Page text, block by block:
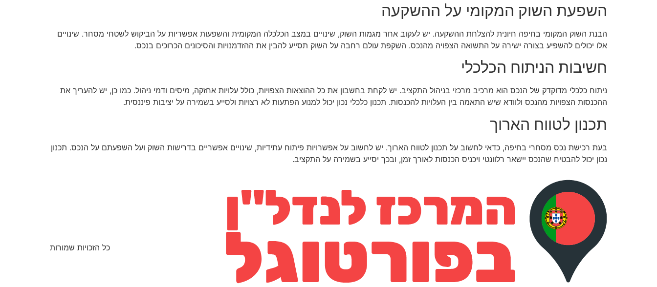
השפעת השוק המקומי על ההשקעה
הבנת השוק המקומי בחיפה חיונית להצלחת ההשקעה. יש לעקוב אחר מגמות השוק, שינויים במצב הכלכלה המקומית והשפעות אפשריות על הביקוש לשטחי מסחר. שינויים
אלו יכולים להשפיע בצורה ישירה על התשואה הצפויה מהנכס. השקפת עולם רחבה על השוק תסייע להבין את ההזדמנויות והסיכונים הכרוכים בנכס.
חשיבות הניתוח הכלכלי
ניתוח כלכלי מדוקדק של הנכס הוא מרכיב מרכזי בניהול התקציב. יש לקחת בחשבון את כל ההוצאות הצפויות, כולל עלויות אחזקה, מיסים ודמי ניהול. כמו כן, יש להעריך את
ההכנסות הצפויות מהנכס ולוודא שיש התאמה בין העלויות להכנסות. תכנון כלכלי נכון יכול למנוע הפתעות לא רצויות ולסייע בשמירה על יציבות פיננסית.
תכנון לטווח הארוך
בעת רכישת נכס מסחרי בחיפה, כדאי לחשוב על תכנון לטווח הארוך. יש לחשוב על אפשרויות פיתוח עתידיות, שינויים אפשריים בדרישות השוק ועל השפעתם על הנכס. תכנון
נכון יכול להבטיח שהנכס יישאר רלוונטי ויכניס הכנסות לאורך זמן, ובכך יסייע בשמירה על התקציב.
כל הזכויות שמורות